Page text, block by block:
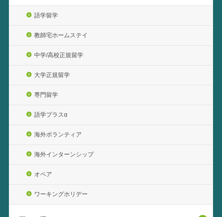
語学留学
教師宅ホームステイ
中学/高校正規留学
大学正規留学
専門留学
語学プラスα
海外ボランティア
海外インターンシップ
オペア
ワーキングホリデー